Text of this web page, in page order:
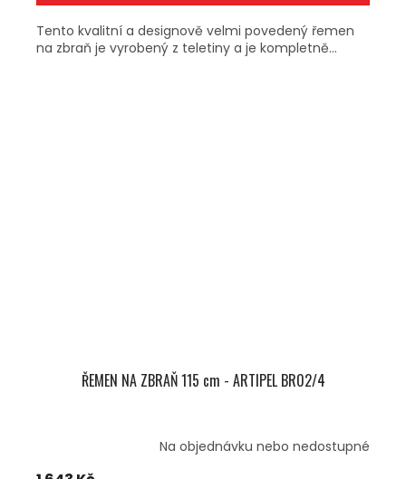
Tento kvalitní a designově velmi povedený řemen
na zbraň je vyrobený z teletiny a je kompletně...
ŘEMEN NA ZBRAŇ 115 cm - ARTIPEL BR02/4
Na objednávku nebo nedostupné